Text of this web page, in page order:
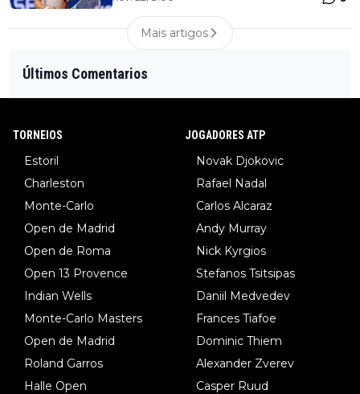
Mais artigos
Últimos Comentarios
TORNEIOS
Estoril
Charleston
Monte-Carlo
Open de Madrid
Open de Roma
Open 13 Provence
Indian Wells
Monte-Carlo Masters
Open de Madrid
Roland Garros
Halle Open
JOGADORES ATP
Novak Djokovic
Rafael Nadal
Carlos Alcaraz
Andy Murray
Nick Kyrgios
Stefanos Tsitsipas
Daniil Medvedev
Frances Tiafoe
Dominic Thiem
Alexander Zverev
Casper Ruud